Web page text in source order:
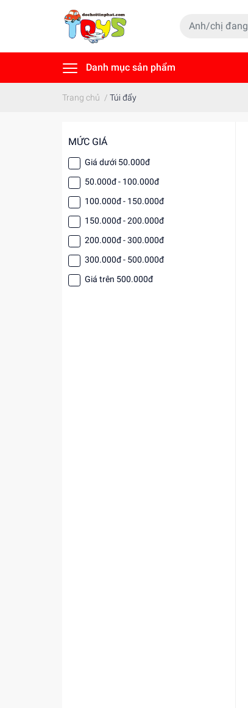
Danh mục sản phẩm
Trang chủ / Túi đẩy
MỨC GIÁ
Giá dưới 50.000đ
50.000đ - 100.000đ
100.000đ - 150.000đ
150.000đ - 200.000đ
200.000đ - 300.000đ
300.000đ - 500.000đ
Giá trên 500.000đ